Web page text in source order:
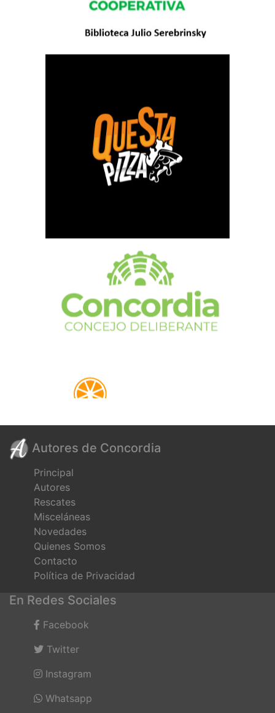
Autores de Concordia
Principal
Autores
Rescates
Misceláneas
Novedades
Quienes Somos
Contacto
Política de Privacidad
En Redes Sociales
Facebook
Twitter
Instagram
Whatsapp